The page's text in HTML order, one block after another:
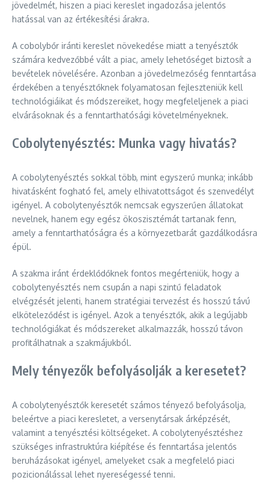
jövedelmét, hiszen a piaci kereslet ingadozása jelentős
hatással van az értékesítési árakra.
A cobolybőr iránti kereslet növekedése miatt a tenyésztők
számára kedvezőbbé vált a piac, amely lehetőséget biztosít a
bevételek növelésére. Azonban a jövedelmezőség fenntartása
érdekében a tenyésztőknek folyamatosan fejleszteniük kell
technológiáikat és módszereiket, hogy megfeleljenek a piaci
elvárásoknak és a fenntarthatósági követelményeknek.
Cobolytenyésztés: Munka vagy hivatás?
A cobolytenyésztés sokkal több, mint egyszerű munka; inkább
hivatásként fogható fel, amely elhivatottságot és szenvedélyt
igényel. A cobolytenyésztők nemcsak egyszerűen állatokat
nevelnek, hanem egy egész ökoszisztémát tartanak fenn,
amely a fenntarthatóságra és a környezetbarát gazdálkodásra
épül.
A szakma iránt érdeklődőknek fontos megérteniük, hogy a
cobolytenyésztés nem csupán a napi szintű feladatok
elvégzését jelenti, hanem stratégiai tervezést és hosszú távú
elköteleződést is igényel. Azok a tenyésztők, akik a legújabb
technológiákat és módszereket alkalmazzák, hosszú távon
profitálhatnak a szakmájukból.
Mely tényezők befolyásolják a keresetet?
A cobolytenyésztők keresetét számos tényező befolyásolja,
beleértve a piaci keresletet, a versenytársak árképzését,
valamint a tenyésztési költségeket. A cobolytenyésztéshez
szükséges infrastruktúra kiépítése és fenntartása jelentős
beruházásokat igényel, amelyeket csak a megfelelő piaci
pozicionálással lehet nyereségessé tenni.